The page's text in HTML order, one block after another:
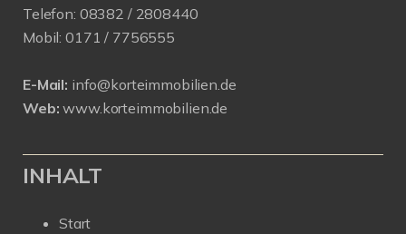
Telefon: 08382 / 2808440
Mobil: 0171 / 7756555
E-Mail: info@korteimmobilien.de
Web: www.korteimmobilien.de
INHALT
Start